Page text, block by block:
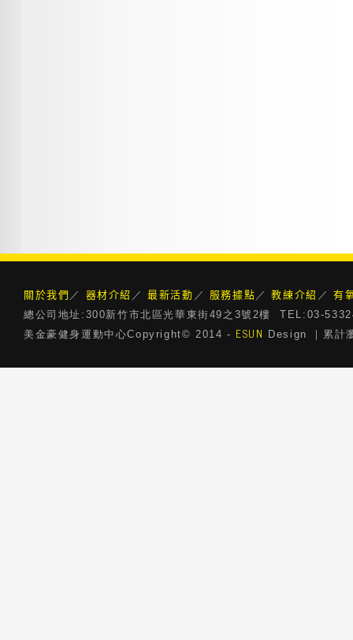
關於我們 ／ 器材介紹 ／最新活動 ／ 服務據點 ／教練介紹 ／有
總公司地址:300新竹市北區光華東街49之3號2樓 TEL:03-
美金豪健身運動中心Copyright© 2014 - ESUN Design ｜累計